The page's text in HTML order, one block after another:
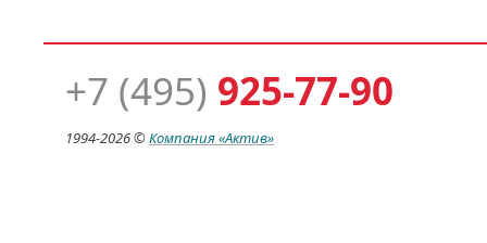
+7 (495) 925-77-90
1994-2026 ©Компания«Актив»